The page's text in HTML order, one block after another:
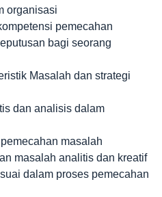
organisasi
pemecahan
bagi seorang
Masalah dan strategi
dan analisis dalam
masalah
masalah analitis dan kreatif
dalam proses pemecahan